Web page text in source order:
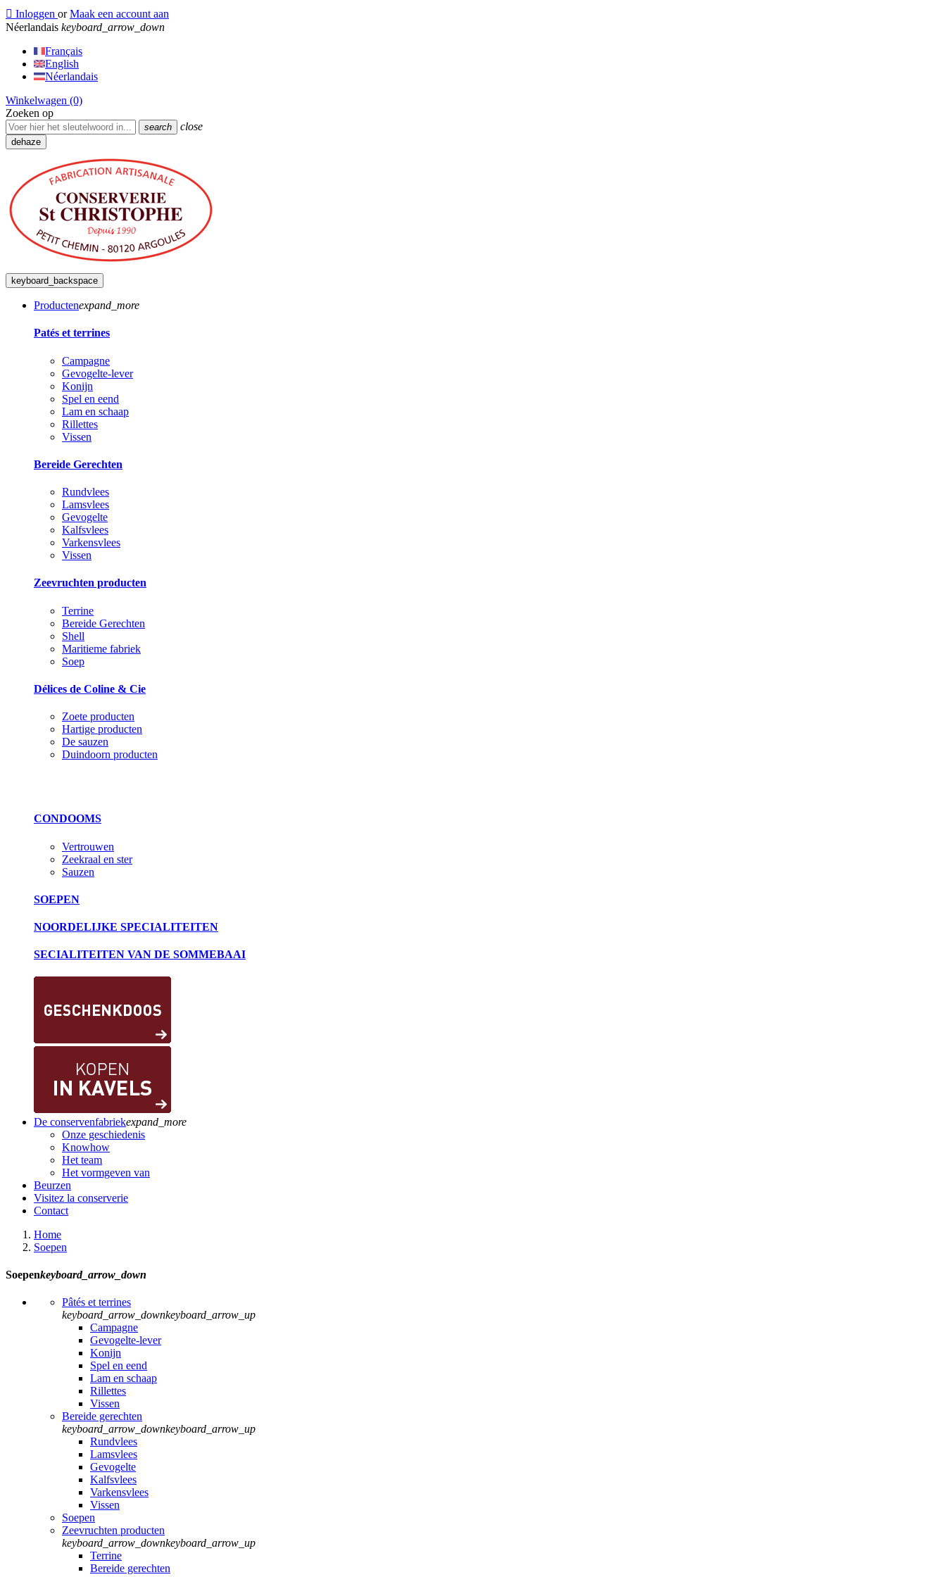
 Inloggen or Maak een account aan
Néerlandais keyboard_arrow_down
Français
English
Néerlandais
Winkelwagen (0)
Zoeken op
search close
dehaze
keyboard_backspace
Productenexpand_more
Patés et terrines
Campagne
Gevogelte-lever
Konijn
Spel en eend
Lam en schaap
Rillettes
Vissen
Bereide Gerechten
Rundvlees
Lamsvlees
Gevogelte
Kalfsvlees
Varkensvlees
Vissen
Zeevruchten producten
Terrine
Bereide Gerechten
Shell
Maritieme fabriek
Soep
Délices de Coline & Cie
Zoete producten
Hartige producten
De sauzen
Duindoorn producten
CONDOOMS
Vertrouwen
Zeekraal en ster
Sauzen
SOEPEN
NOORDELIJKE SPECIALITEITEN
SECIALITEITEN VAN DE SOMMEBAAI
De conservenfabriekexpand_more
Onze geschiedenis
Knowhow
Het team
Het vormgeven van
Beurzen
Visitez la conserverie
Contact
Home
Soepen
Soepenkeyboard_arrow_down
Pâtés et terrines
keyboard_arrow_downkeyboard_arrow_up
Campagne
Gevogelte-lever
Konijn
Spel en eend
Lam en schaap
Rillettes
Vissen
Bereide gerechten
keyboard_arrow_downkeyboard_arrow_up
Rundvlees
Lamsvlees
Gevogelte
Kalfsvlees
Varkensvlees
Vissen
Soepen
Zeevruchten producten
keyboard_arrow_downkeyboard_arrow_up
Terrine
Bereide gerechten